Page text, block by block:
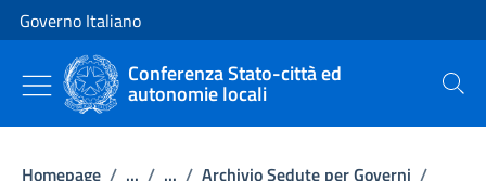
Vai al contenuto
Vai alla navigazione del sito
Governo Italiano
Conferenza Stato-città ed
autonomie locali Cerca
Homepage / ... / ... / Archivio Sedute per Governi /